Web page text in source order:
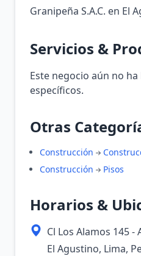
Granipeña S.A.C. en El
Servicios &
Este negocio aún no
específicos.
Otras
Construcción
Construcción
Pisos
Horarios &
Cl Los Alamos 145 -
El Agustino, Lima,